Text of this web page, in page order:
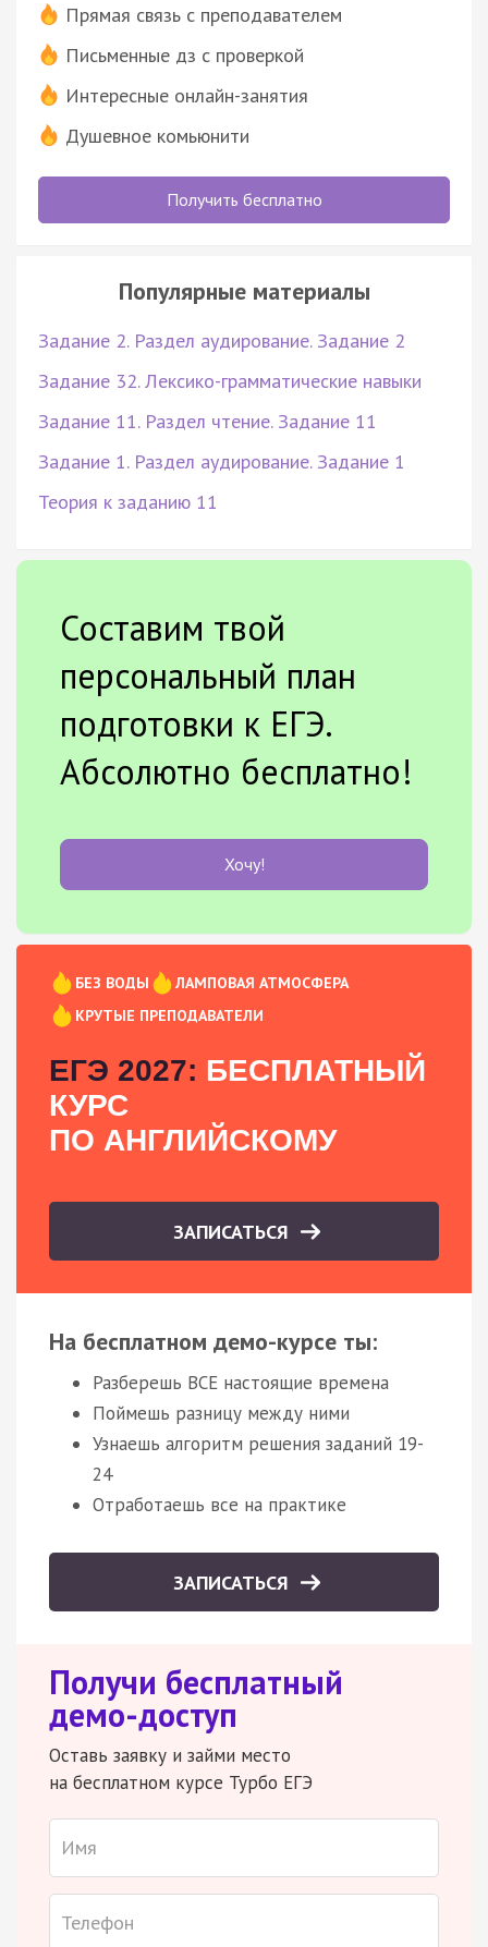
Прямая связь с преподавателем
Письменные дз с проверкой
Интересные онлайн-занятия
Душевное комьюнити
Получить бесплатно
Популярные материалы
Задание 2. Раздел аудирование. Задание 2
Задание 32. Лексико-грамматические навыки
Задание 11. Раздел чтение. Задание 11
Задание 1. Раздел аудирование. Задание 1
Теория к заданию 11
Составим твой
персональный план
подготовки к ЕГЭ.
Абсолютно бесплатно!
Хочу!
БЕЗ ВОДЫ
ЛАМПОВАЯ АТМОСФЕРА
КРУТЫЕ ПРЕПОДАВАТЕЛИ
ЕГЭ 2027: БЕСПЛАТНЫЙ
КУРС
ПО АНГЛИЙСКОМУ
ЗАПИСАТЬСЯ
На бесплатном демо-курсе ты:
Разберешь ВСЕ настоящие времена
Поймешь разницу между ними
Узнаешь алгоритм решения заданий 19-
24
Отработаешь все на практике
ЗАПИСАТЬСЯ
Получи бесплатный
демо-доступ
Оставь заявку и займи место
на бесплатном курсе Турбо ЕГЭ